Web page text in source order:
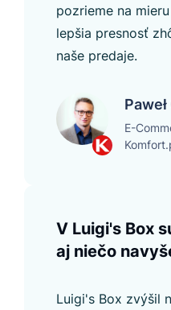
pozrieme na
lepšia presnosť
naše predaje.
E-
V Luigi's Box
aj niečo
Luigi's Box zvýšil